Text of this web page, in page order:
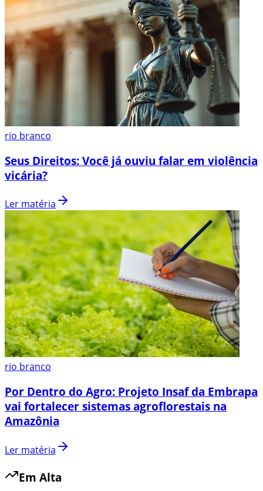
rio branco
Seus Direitos: Você já ouviu falar em violência
vicária?
Ler matéria
rio branco
Por Dentro do Agro: Projeto Insaf da Embrapa
vai fortalecer sistemas agroflorestais na
Amazônia
Ler matéria
Em Alta